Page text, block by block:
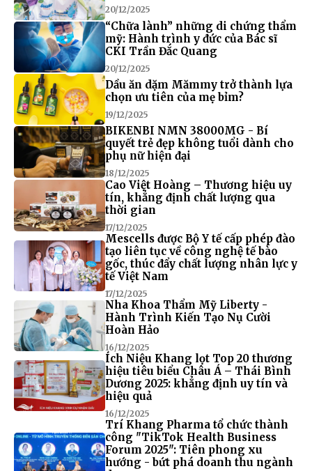
20/12/2025
“Chữa lành” những di chứng thẩm
mỹ: Hành trình y đức của Bác sĩ
CKI Trần Đắc Quang
20/12/2025
Dầu ăn dặm Mămmy trở thành lựa
chọn ưu tiên của mẹ bỉm?
19/12/2025
BIKENBI NMN 38000MG - Bí
quyết trẻ đẹp không tuổi dành cho
phụ nữ hiện đại
18/12/2025
Cao Việt Hoàng – Thương hiệu uy
tín, khẳng định chất lượng qua
thời gian
17/12/2025
Mescells được Bộ Y tế cấp phép đào
tạo liên tục về công nghệ tế bào
gốc, thúc đẩy chất lượng nhân lực y
tế Việt Nam
17/12/2025
Nha Khoa Thẩm Mỹ Liberty -
Hành Trình Kiến Tạo Nụ Cười
Hoàn Hảo
16/12/2025
Ích Niệu Khang lọt Top 20 thương
hiệu tiêu biểu Châu Á – Thái Bình
Dương 2025: khẳng định uy tín và
hiệu quả
16/12/2025
Trí Khang Pharma tổ chức thành
công "TikTok Health Business
Forum 2025": Tiên phong xu
hướng - bứt phá doanh thu ngành